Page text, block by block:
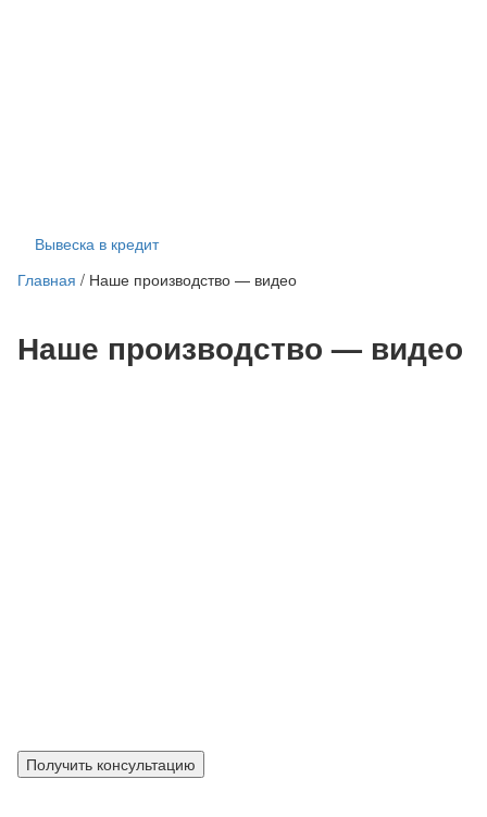
Вывеска в кредит
Главная / Наше производство — видео
Наше производство — видео
Получить консультацию